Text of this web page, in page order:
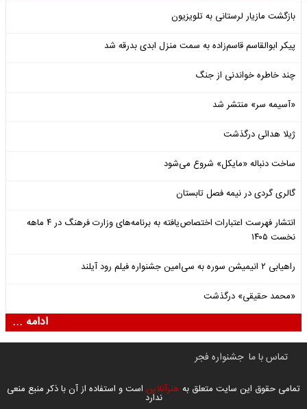
بازگشت مازیار لرستانی به تلویزیون
پیکر ابوالقاسم قاسم‌زاده به سمت منزل ابدی بدرقه شد
چند خاطره خواندنی از جنگ
«آسیمه سر» منتشر شد
ژیلا هدائی درگذشت
ساخت دنباله «مایکل» شروع می‌شود
گالری گردی در نیمه فصل تابستان
انتشار فهرست اعتبارات اختصاص‌یافته به برنامه‌های وزارت فرهنگ در ۴ ماهه
نخست ۱۴۰۵
راهیابی ۲ انیمیشن سوره به سی‌امین جشنواره فیلم رود آیلند
«محمد حقیقی» درگذشت
ادامه ...
تماس با ما جشنواره فجر
تمامی حقوق این سایت متعلق به هنرآنلاین است و استفاده از آن با ذکر منبع منعی
ندارد